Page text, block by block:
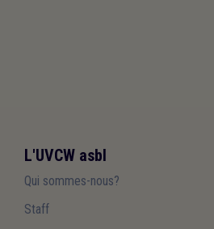
L'UVCW asbl
Qui sommes-nous?
Staff